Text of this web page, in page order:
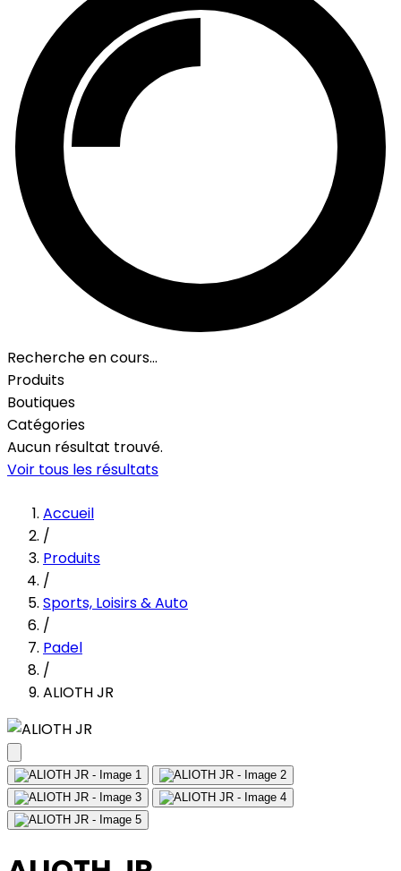
Recherche en cours…
Produits
Boutiques
Catégories
Aucun résultat trouvé.
Voir tous les résultats
Accueil
/
Produits
/
Sports, Loisirs & Auto
/
Padel
/
ALIOTH JR